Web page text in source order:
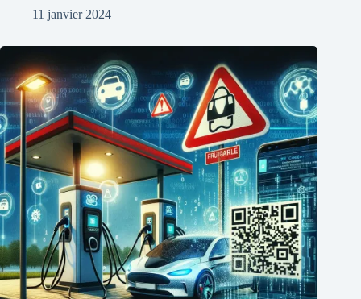
11 janvier 2024